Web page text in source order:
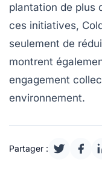
plantation de plus
ces initiatives,
seulement de
montrent
engagement
environnement.
Partager :